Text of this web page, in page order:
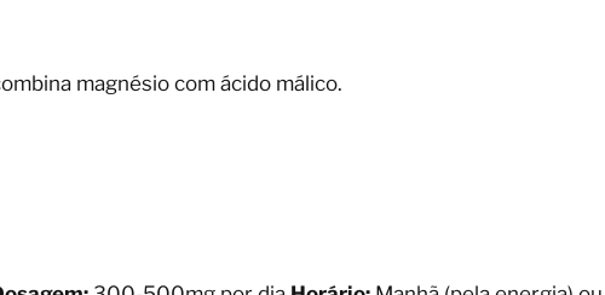
magnésio com ácido málico.